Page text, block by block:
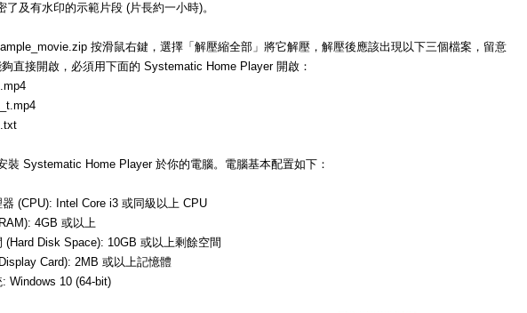
了及有水印的示範片段 (片長約一小時)。
按滑鼠右鍵，選擇「解壓縮全部」將它解壓，解壓後應該出現以下三個檔案，留意
直接開啟，必須用下面的 Systematic Home Player 開啟：
裝 Systematic Home Player 於你的電腦。電腦基本配置如下：
(CPU): Intel Core i3 或同級以上 CPU
4GB 或以上
(Hard Disk Space): 10GB 或以上剩餘空間
Card): 2MB 或以上記憶體
Windows 10 (64-bit)